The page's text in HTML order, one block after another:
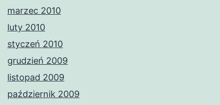
marzec 2010
luty 2010
styczeń 2010
grudzień 2009
listopad 2009
październik 2009